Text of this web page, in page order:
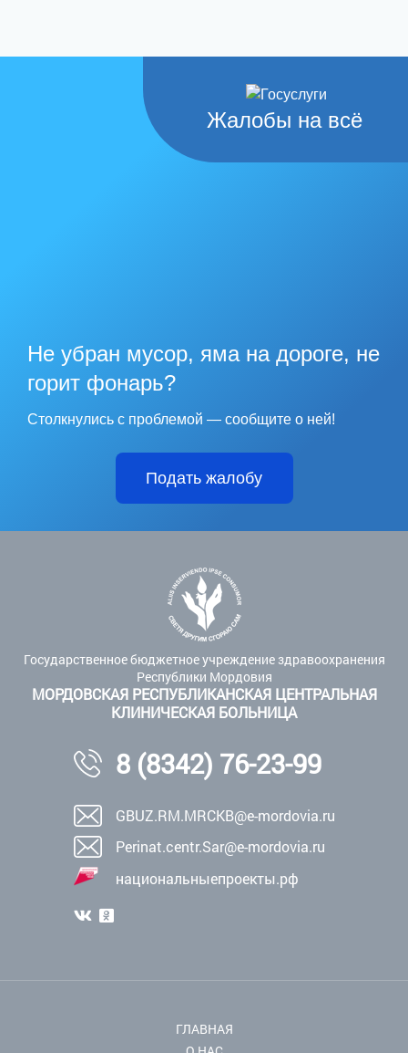
Жалобы на всё
Не убран мусор, яма на дороге, не
горит фонарь?
Столкнулись с проблемой — сообщите о ней!
Подать жалобу
Государственное бюджетное учреждение здравоохранения
Республики Мордовия
МОРДОВСКАЯ РЕСПУБЛИКАНСКАЯ ЦЕНТРАЛЬНАЯ
КЛИНИЧЕСКАЯ БОЛЬНИЦА
8 (8342) 76-23-99
GBUZ.RM.MRCKB@e-mordovia.ru
Perinat.centr.Sar@e-mordovia.ru
национальныепроекты.рф
ГЛАВНАЯ